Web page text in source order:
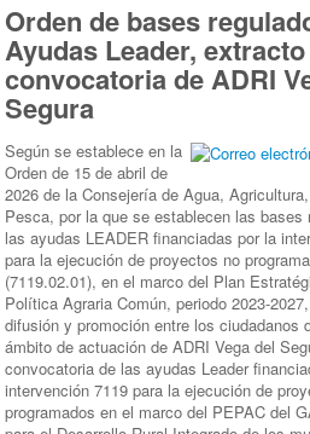
Orden de bases
Ayudas Leader,
convocatoria de ADRI
Segura
Según se establece en la
Orden de 15 de abril de
2026 de la Consejería de Agua,
Pesca, por la que se establecen las bases
las ayudas LEADER financiadas por la
para la ejecución de proyectos no
(7119.02.01), en el marco del Plan
Política Agraria Común, periodo 2023-
difusión y promoción entre los ciudadanos
ámbito de actuación de ADRI Vega del
convocatoria de las ayudas Leader
intervención 7119 para la ejecución de
programados en el marco del PEPAC del